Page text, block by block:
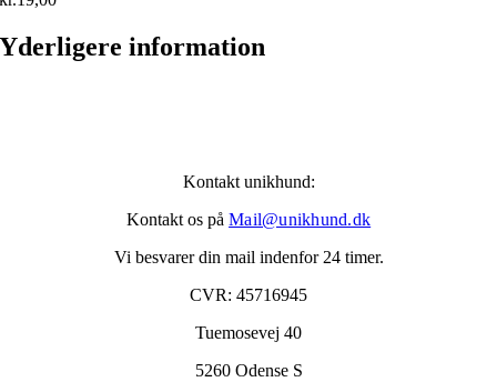
Yderligere information
Kontakt unikhund:
Kontakt os på Mail@unikhund.dk
Vi besvarer din mail indenfor 24 timer.
CVR: 45716945
Tuemosevej 40
5260 Odense S